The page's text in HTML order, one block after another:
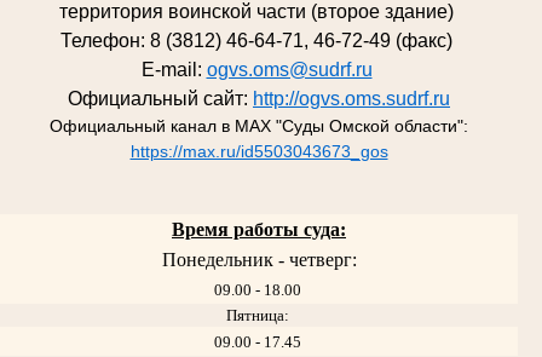
территория воинской части (второе здание)
Телефон: 8 (3812) 46-64-71, 46-72-49 (факс)
E-mail: ogvs.oms@sudrf.ru
Официальный сайт: http://ogvs.oms.sudrf.ru
Официальный канал в MAX "Суды Омской области":
https://max.ru/id5503043673_gos
Время работы суда:
Понедельник - четверг:
09.00 - 18.00
Пятница:
09.00 - 17.45